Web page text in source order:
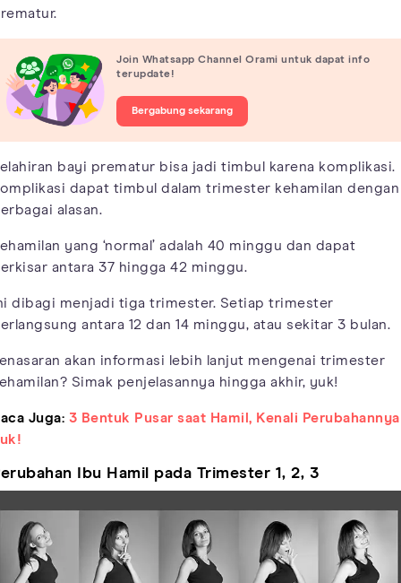
Join Whatsapp Channel Orami untuk dapat info
terupdate!
Bergabung sekarang
bayi prematur bisa jadi timbul karena komplikasi.
dapat timbul dalam trimester kehamilan dengan
alasan.
yang ‘normal’ adalah 40 minggu dan dapat
antara 37 hingga 42 minggu.
dibagi menjadi tiga trimester. Setiap trimester
antara 12 dan 14 minggu, atau sekitar 3 bulan.
akan informasi lebih lanjut mengenai trimester
Simak penjelasannya hingga akhir, yuk!
Juga: 3 Bentuk Pusar saat Hamil, Kenali Perubahannya
Ibu Hamil pada Trimester 1, 2, 3